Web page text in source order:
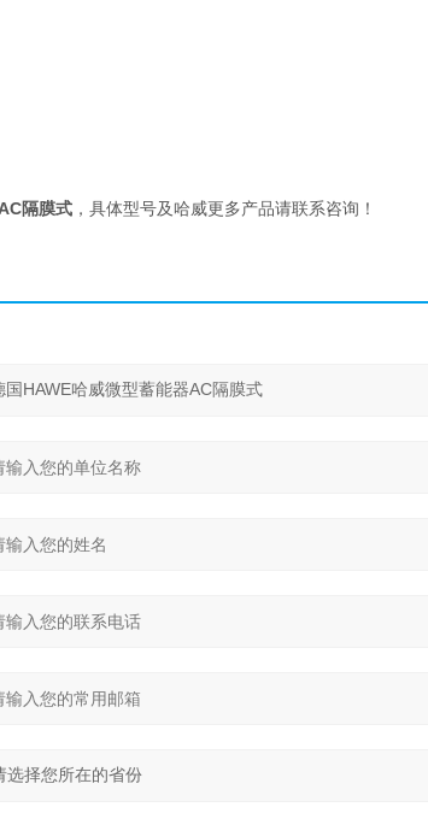
隔膜式 ，具体型号及哈威更多产品请联系咨询！